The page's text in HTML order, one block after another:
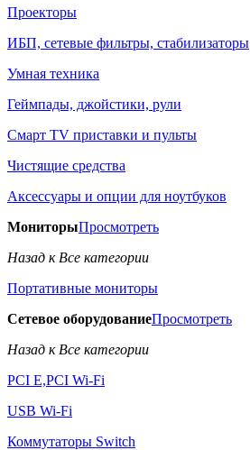
Проекторы
ИБП, сетевые фильтры, стабилизаторы
Умная техника
Геймпады, джойстики, рули
Смарт TV приставки и пульты
Чистящие средства
Аксессуары и опции для ноутбуков
МониторыПросмотреть
Назад к Все категории
Портативные мониторы
Сетевое оборудованиеПросмотреть
Назад к Все категории
PCI E,PCI Wi-Fi
USB Wi-Fi
Коммутаторы Switch